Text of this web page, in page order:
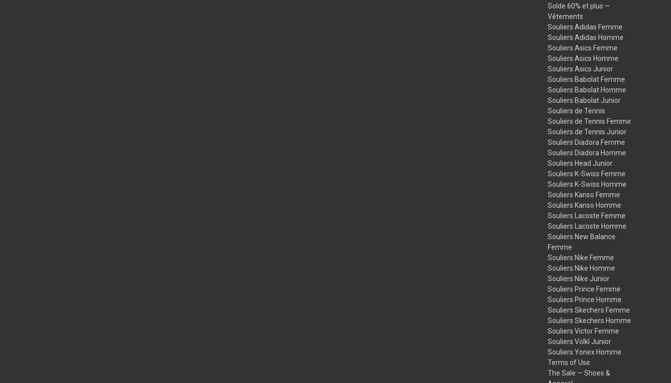
Solde 60% et plus —
Vêtements
Souliers Adidas Femme
Souliers Adidas Homme
Souliers Asics Femme
Souliers Asics Homme
Souliers Asics Junior
Souliers Babolat Femme
Souliers Babolat Homme
Souliers Babolat Junior
Souliers de Tennis
Souliers de Tennis Femme
Souliers de Tennis Junior
Souliers Diadora Femme
Souliers Diadora Homme
Souliers Head Junior
Souliers K-Swiss Femme
Souliers K-Swiss Homme
Souliers Kanso Femme
Souliers Kanso Homme
Souliers Lacoste Femme
Souliers Lacoste Homme
Souliers New Balance
Femme
Souliers Nike Femme
Souliers Nike Homme
Souliers Nike Junior
Souliers Prince Femme
Souliers Prince Homme
Souliers Skechers Femme
Souliers Skechers Homme
Souliers Victor Femme
Souliers Völkl Junior
Souliers Yonex Homme
Terms of Use
The Sale — Shoes &